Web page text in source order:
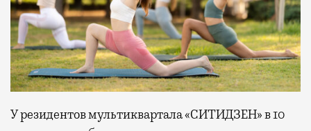
У резидентов мультиквартала «СИТИДЗЕН» в 10